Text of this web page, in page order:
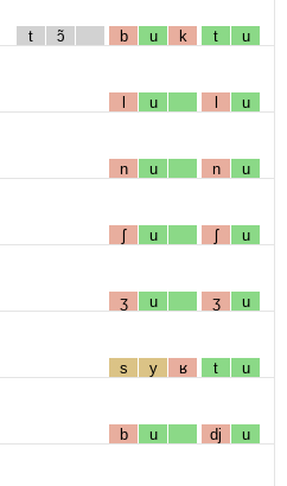
t ɔ̃ b u k t u
l u l u
n u n u
ʃ u ʃ u
ʒ u ʒ u
s y ʁ t u
b u dj u